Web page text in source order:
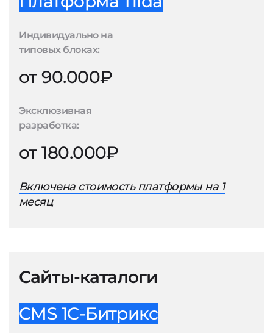
Индивидуально на
типовых блоках:
от 90.000₽
Эксклюзивная
разработка:
от 180.000₽
Включена стоимость платформы на 1
месяц
Сайты-каталоги
CMS 1С-Битрикс